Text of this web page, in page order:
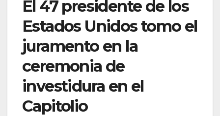
El 47 presidente de los
Estados Unidos tomo el
juramento en la
ceremonia de
investidura en el
Capitolio